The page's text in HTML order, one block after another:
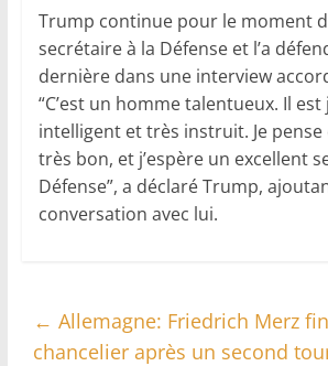
Trump continue pour le moment
secrétaire à la Défense et l’a
dernière dans une interview
“C’est un homme talentueux. Il est
intelligent et très instruit. Je pense
très bon, et j’espère un excellent
Défense”, a déclaré Trump,
conversation avec lui.
← Allemagne: Friedrich Merz
chancelier après un second